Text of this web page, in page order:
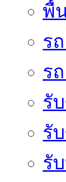
พื้
ร
ร
รั
รั
รั